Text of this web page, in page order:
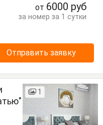
Тумбочки Шкаф
от 6000 руб
за номер за 1 сутки
Отправить заявку
1